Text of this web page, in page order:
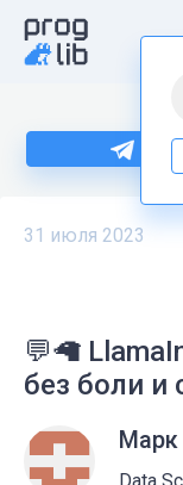
31 июля 2023
💬🦙
без боли и
Марк